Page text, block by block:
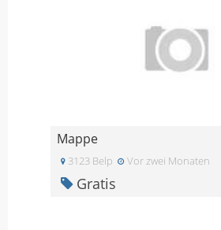
Mappe
3123 Belp Vor zwei Monaten
Gratis